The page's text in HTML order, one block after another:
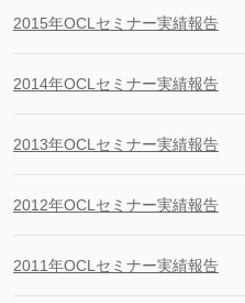
2015年OCLセミナー実績報告
2014年OCLセミナー実績報告
2013年OCLセミナー実績報告
2012年OCLセミナー実績報告
2011年OCLセミナー実績報告